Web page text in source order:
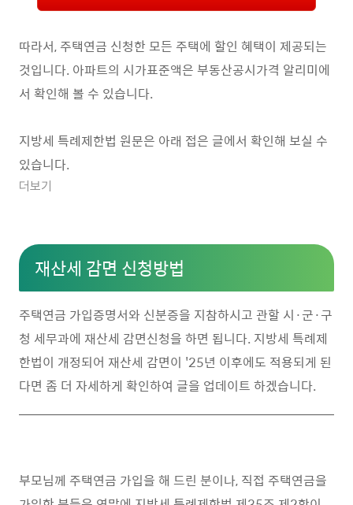
따라서, 주택연금 신청한 모든 주택에 할인 혜택이 제공되는
것입니다. 아파트의 시가표준액은 부동산공시가격 알리미에
서 확인해 볼 수 있습니다.
지방세 특례제한법 원문은 아래 접은 글에서 확인해 보실 수
있습니다.
더보기
재산세 감면 신청방법
주택연금 가입증명서와 신분증을 지참하시고 관할 시·군·구
청 세무과에 재산세 감면신청을 하면 됩니다. 지방세 특례제
한법이 개정되어 재산세 감면이 '25년 이후에도 적용되게 된
다면 좀 더 자세하게 확인하여 글을 업데이트 하겠습니다.
부모님께 주택연금 가입을 해 드린 분이나, 직접 주택연금을